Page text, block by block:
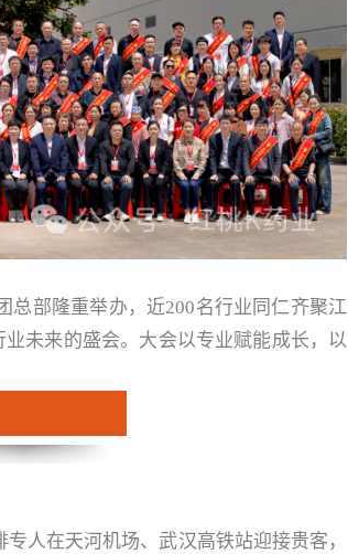
总部隆重举办，近200名行业同仁齐聚江
未来的盛会。大会以专业赋能成长，以
人在天河机场、武汉高铁站迎接贵客，